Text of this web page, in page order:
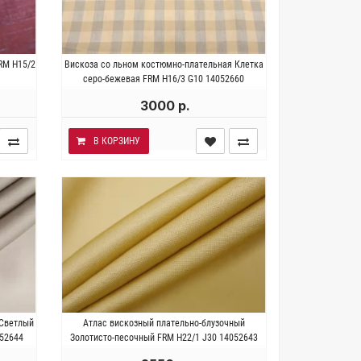
H15/2
лён
м2.
Вискоза со льном костюмно-плательная Клетка
серо-бежевая FRM Н16/3 G10 14052660
Италия . Состав 70% вискоза 27%
лен 3% эластан. Плотность~ 190 гр/
3000 р.
В КОРЗИНУ
см.
Атлас вискозный плательно-блузочный
Золотисто-песочный FRM H22/1 J30 14052643
Италия . Состав 100% вискоза.
Плотность ~ 140 гр/м2. Ширина 154